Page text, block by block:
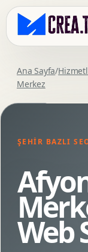
Ana Sayfa/
Merkez
ŞEHIR BAZLI
Web